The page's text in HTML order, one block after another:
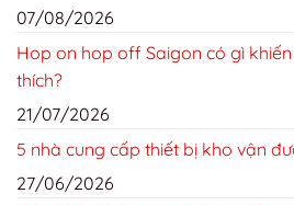
07/08/2026
Hop on hop off Saigon có gì
thích?
21/07/2026
5 nhà cung cấp thiết bị kho vận
27/06/2026